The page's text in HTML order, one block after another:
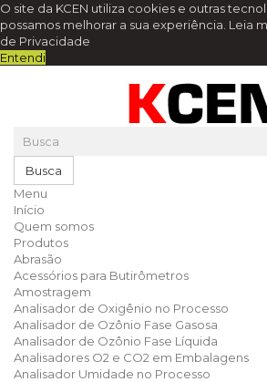
O site da KCEN utiliza cookies e outras
possamos melhorar a sua experiência. Leia
de Privacidade
Entendi
Busca
Menu
Início
Quem somos
Produtos
Abrasão
Acessórios para Butirômetros
Amostragem
Analisador de Oxigênio no Processo
Analisador de Ozônio Fase Gasosa
Analisador de Ozônio Fase Líquida
Analisadores O2 e CO2 em Embalagens
Analisador Umidade no Processo